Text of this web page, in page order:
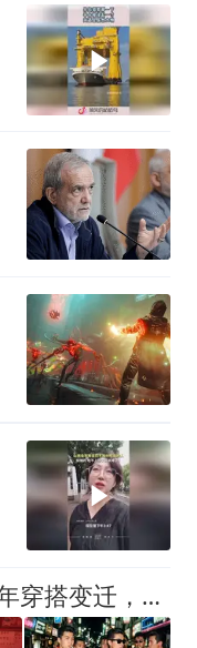
褪去张扬！日本黑道数十年穿搭变迁，藏着整个时代的变化